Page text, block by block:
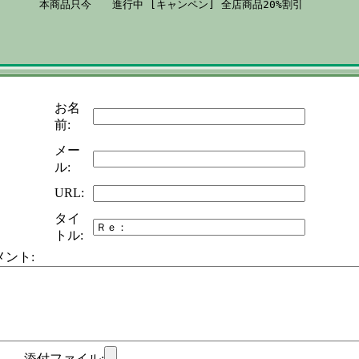
本商品只今　　進行中 [キャンペン] 全店商品20%割引
お名
前:
メー
ル:
URL:
タイ
トル:
ント: